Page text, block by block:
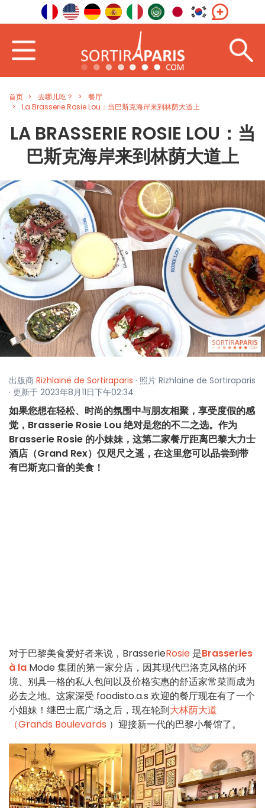
首页 去哪儿吃？
餐厅
La Brasserie Rosie Lou：当巴斯克海岸来到林荫大道上
LA BRASSERIE ROSIE LOU：当
巴斯克海岸来到林荫大道上
出版商 Rizhlaine de Sortiraparis · 照片 Rizhlaine de Sortiraparis
· 更新于 2023年8月11日下午02:34
如果您想在轻松、时尚的氛围中与朋友相聚，享受度假的感
觉，Brasserie Rosie Lou 绝对是您的不二之选。作为
Brasserie Rosie 的小妹妹，这第二家餐厅距离巴黎大力士
酒店（Grand Rex）仅咫尺之遥，在这里您可以品尝到带
有巴斯克口音的美食！
对于巴黎美食爱好者来说，BrasserieRosie 是Brasseries
à la Mode 集团的第一家分店，因其现代巴洛克风格的环
境、别具一格的私人包间以及价格实惠的舒适家常菜而成为
必去之地。这家深受 foodisto.a.s 欢迎的餐厅现在有了一个
小姐妹！继巴士底广场之后，现在轮到大林荫大道
（Grands Boulevards ）迎接新一代的巴黎小餐馆了。